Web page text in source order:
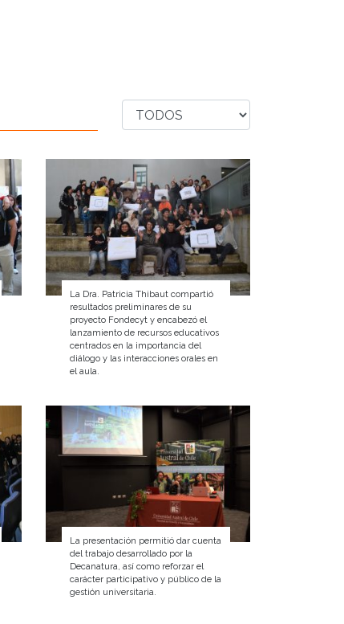
La Dra. Patricia Thibaut compartió
resultados preliminares de su
proyecto Fondecyt y encabezó el
lanzamiento de recursos educativos
centrados en la importancia del
diálogo y las interacciones orales en
el aula.
La presentación permitió dar cuenta
del trabajo desarrollado por la
Decanatura, así como reforzar el
carácter participativo y público de la
gestión universitaria.